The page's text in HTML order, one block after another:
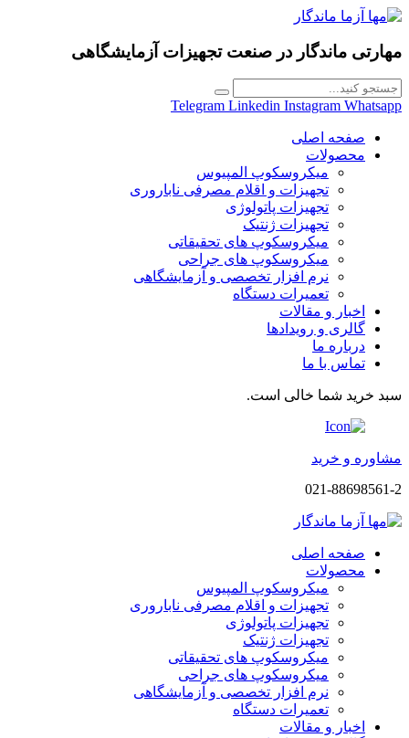
مهارتی ماندگار در صنعت تجهیزات آزمایشگاهی
Telegram Linkedin Instagram Whatsapp
صفحه اصلی
محصولات
میکروسکوپ المپیوس
تجهیزات و اقلام مصرفی ناباروری
تجهیزات پاتولوژی
تجهیزات ژنتیک
میکروسکوپ های تحقیقاتی
میکروسکوپ های جراحی
نرم افزار تخصصی و آزمایشگاهی
تعمیرات دستگاه
اخبار و مقالات
گالری و رویدادها
درباره ما
تماس با ما
سبد خرید شما خالی است.
مشاوره و خرید
021-88698561-2
صفحه اصلی
محصولات
میکروسکوپ المپیوس
تجهیزات و اقلام مصرفی ناباروری
تجهیزات پاتولوژی
تجهیزات ژنتیک
میکروسکوپ های تحقیقاتی
میکروسکوپ های جراحی
نرم افزار تخصصی و آزمایشگاهی
تعمیرات دستگاه
اخبار و مقالات